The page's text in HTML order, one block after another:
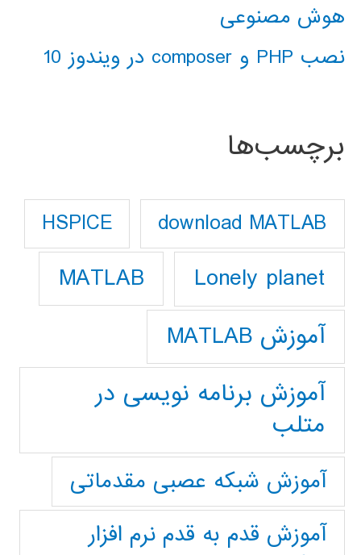
هوش مصنوعی
نصب PHP و composer در ویندوز 10
برچسب‌ها
download MATLAB
HSPICE
Lonely planet
MATLAB
آموزش MATLAB
آموزش برنامه نویسی در
متلب
آموزش شبکه عصبی مقدماتی
آموزش قدم به قدم نرم افزار